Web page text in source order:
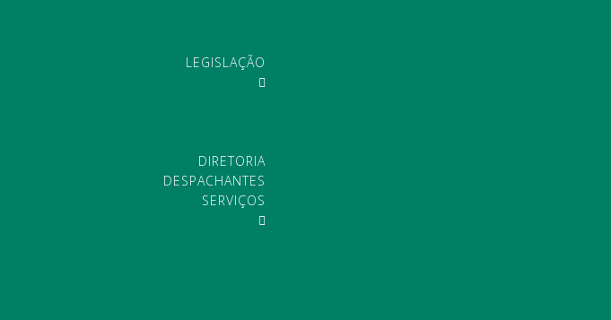
LEGISLAÇÃO
DIRETORIA
DESPACHANTES
SERVIÇOS